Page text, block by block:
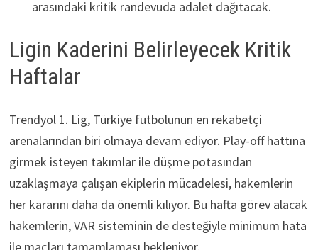
arasındaki kritik randevuda adalet dağıtacak.
Ligin Kaderini Belirleyecek Kritik
Haftalar
Trendyol 1. Lig, Türkiye futbolunun en rekabetçi
arenalarından biri olmaya devam ediyor. Play-off hattına
girmek isteyen takımlar ile düşme potasından
uzaklaşmaya çalışan ekiplerin mücadelesi, hakemlerin
her kararını daha da önemli kılıyor. Bu hafta görev alacak
hakemlerin, VAR sisteminin de desteğiyle minimum hata
ile maçları tamamlaması bekleniyor.